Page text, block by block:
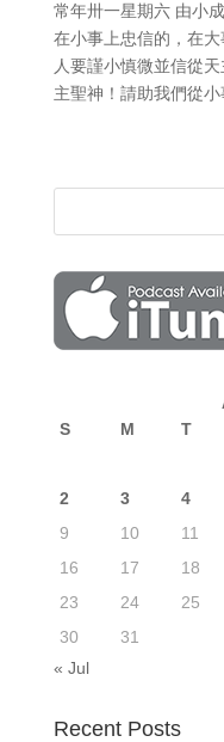
常年卅一星期六 由小
在小事上忠信的，在
人要謹小慎微並信從
主聖神！請助我們從
S M T
2
3 4
9
10 11
16
17 18
23
24 25
30
31
« Jul
Recent Posts